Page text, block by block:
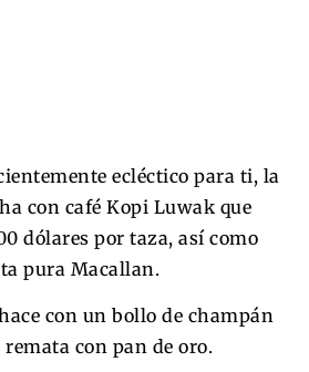
ecléctico para ti, la
con café Kopi Luwak que
dólares por taza, así como
pura Macallan.
con un bollo de champán
con pan de oro.